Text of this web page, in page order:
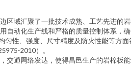
边区域汇聚了一批技术成熟、工艺先进的
自动化生产线和严格的质量控制体系，
匀性、强度、尺寸精度及防火性能等方面
2010）。
交通网络发达，使得昌邑生产的岩棉板